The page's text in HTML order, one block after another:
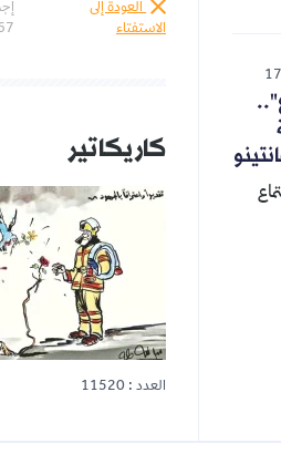
إجمالي الأصوات :
كاريكاتير